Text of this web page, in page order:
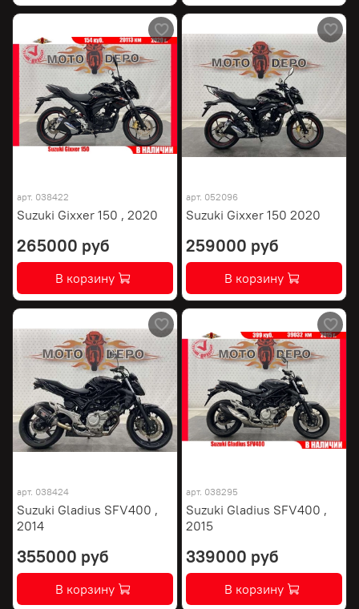
арт. 038422
Suzuki Gixxer 150 , 2020
265000 руб
В корзину
арт. 052096
Suzuki Gixxer 150 2020
259000 руб
В корзину
арт. 038424
Suzuki Gladius SFV400 ,
2014
355000 руб
В корзину
арт. 038295
Suzuki Gladius SFV400 ,
2015
339000 руб
В корзину